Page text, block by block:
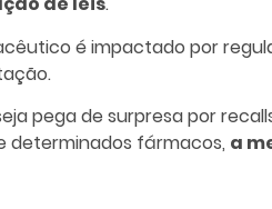
é impactado por
pega de surpresa por
determinados fármacos, a